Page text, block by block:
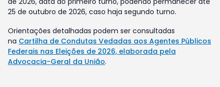
25 de outubro de 2026, caso haja segundo turno.
Orientações detalhadas podem ser consultadas
na Cartilha de Condutas Vedadas aos Agentes Públicos
Federais nas Eleições de 2026, elaborada pela
Advocacia-Geral da União.